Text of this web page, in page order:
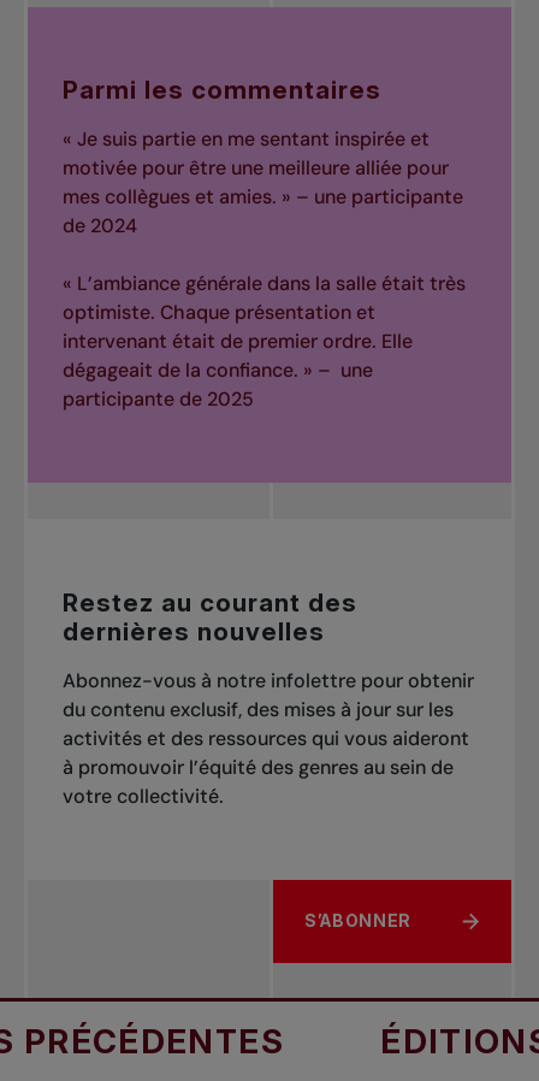
Parmi les commentaires
« Je suis partie en me sentant inspirée et
motivée pour être une meilleure alliée pour
mes collègues et amies. » – une participante
de 2024
« L’ambiance générale dans la salle était très
optimiste. Chaque présentation et
intervenant était de premier ordre. Elle
dégageait de la confiance. » – une
participante de 2025
Restez au courant des
dernières nouvelles
Abonnez-vous à notre infolettre pour obtenir
du contenu exclusif, des mises à jour sur les
activités et des ressources qui vous aideront
à promouvoir l’équité des genres au sein de
votre collectivité.
S’ABONNER
À PROPOS DE RESTEZ